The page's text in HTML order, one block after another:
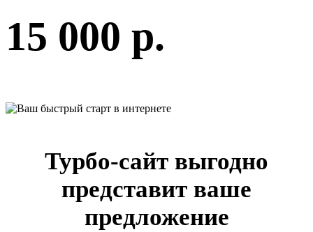
15 000 р.
Турбо-сайт выгодно
представит ваше
предложение